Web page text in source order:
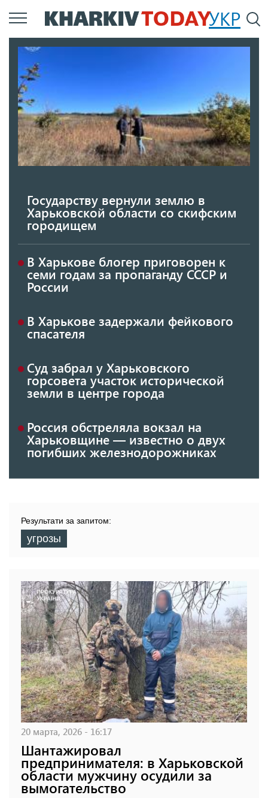
Перейти
к
УКР
Государству вернули землю в
Харьковской области со скифским
городищем
В Харькове блогер приговорен к
семи годам за пропаганду СССР и
России
В Харькове задержали фейкового
спасателя
Суд забрал у Харьковского
горсовета участок исторической
земли в центре города
Россия обстреляла вокзал на
Харьковщине — известно о двух
погибших железнодорожниках
Результати за запитом:
угрозы
20 марта, 2026 - 16:17
Шантажировал
предпринимателя: в Харьковской
области мужчину осудили за
вымогательство